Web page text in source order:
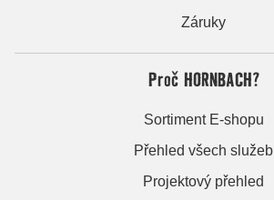
Záruky
Proč HORNBACH?
Sortiment E-shopu
Přehled všech služeb
Projektový přehled